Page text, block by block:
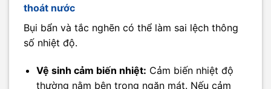
thoát nước
Bụi bẩn và tắc nghẽn có thể làm sai lệch thông
số nhiệt độ.
Vệ sinh cảm biến nhiệt: Cảm biến nhiệt độ
thường nằm bên trong ngăn mát. Nếu cảm